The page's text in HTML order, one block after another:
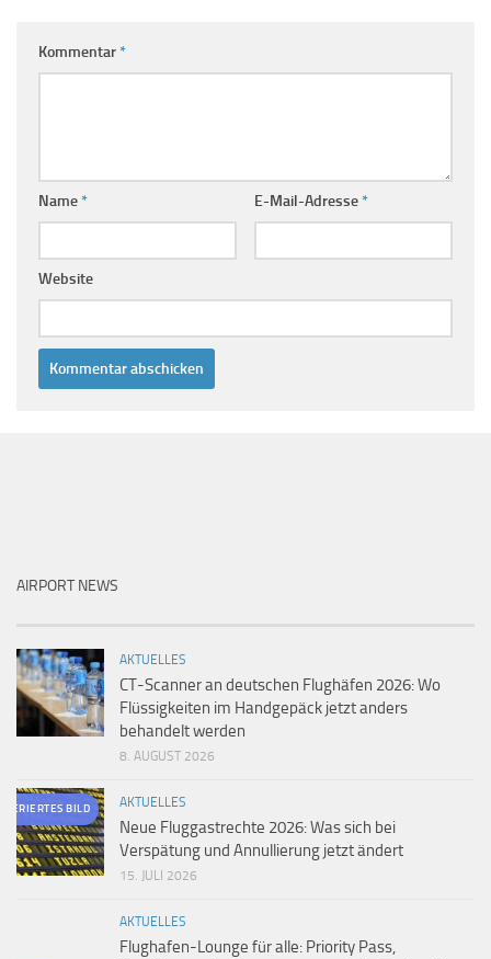
Kommentar*
Name* E-Mail-Adresse*
Website
AIRPORT NEWS
AKTUELLES
CT-Scanner an deutschen Flughäfen 2026: Wo
Flüssigkeiten im Handgepäck jetzt anders
behandelt werden
8. AUGUST 2026
BILD AKTUELLES
Neue Fluggastrechte 2026: Was sich bei
Verspätung und Annullierung jetzt ändert
15. JULI 2026
AKTUELLES
Flughafen-Lounge für alle: Priority Pass,